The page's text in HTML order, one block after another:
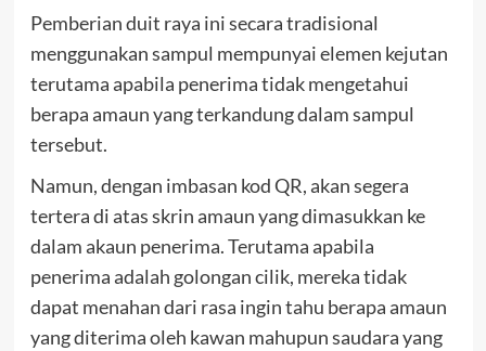
Pemberian duit raya ini secara tradisional
menggunakan sampul mempunyai elemen kejutan
terutama apabila penerima tidak mengetahui
berapa amaun yang terkandung dalam sampul
tersebut.
Namun, dengan imbasan kod QR, akan segera
tertera di atas skrin amaun yang dimasukkan ke
dalam akaun penerima. Terutama apabila
penerima adalah golongan cilik, mereka tidak
dapat menahan dari rasa ingin tahu berapa amaun
yang diterima oleh kawan mahupun saudara yang